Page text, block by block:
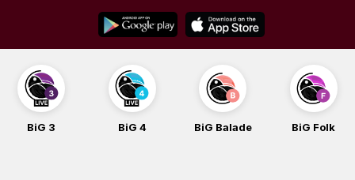
content
BiG 4 BiG Balade BiG Folk BiG iG